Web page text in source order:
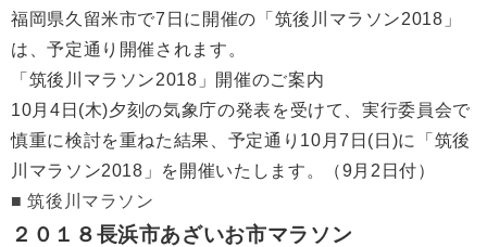
福岡県久留米市で7日に開催の「筑後川マラソン2018」
は、予定通り開催されます。
「筑後川マラソン2018」開催のご案内
10月4日(木)夕刻の気象庁の発表を受けて、実行委員会で
慎重に検討を重ねた結果、予定通り10月7日(日)に「筑後
川マラソン2018」を開催いたします。（9月2日付）
■ 筑後川マラソン
２０１８長浜市あざいお市マラソン